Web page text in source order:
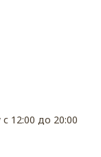
12:00 до 20:00